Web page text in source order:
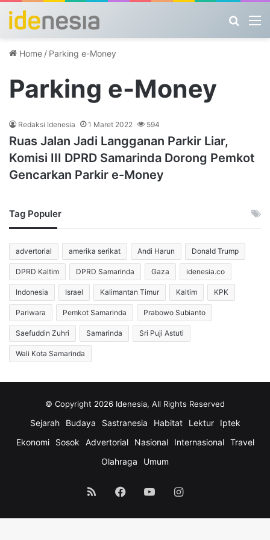
Home / Parking e-Money
Parking e-Money
Redaksi Idenesia 1 Maret 2022 594
Ruas Jalan Jadi Langganan Parkir Liar,
Komisi III DPRD Samarinda Dorong Pemkot
Gencarkan Parkir e-Money
Tag Populer
advertorial amerika serikat Andi Harun Donald Trump
DPRD Kaltim DPRD Samarinda Gaza idenesia.co
Indonesia Israel Kalimantan Timur Kaltim KPK
Pariwara Pemkot Samarinda Prabowo Subianto
Saefuddin Zuhri Samarinda Sri Puji Astuti
Wali Kota Samarinda
© Copyright 2026 Idenesia, All Rights Reserved
Sejarah Budaya Sastranesia Habitat Lektur
Iptek
Ekonomi
Sosok Advertorial Nasional Internasional
Travel
Olahraga
Umum
RSS FacebookYouTubeInstagram